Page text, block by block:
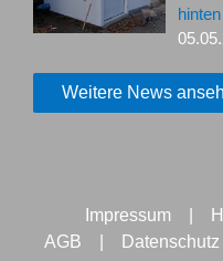
Weitere News
Impressum
AGB
Datenschutz